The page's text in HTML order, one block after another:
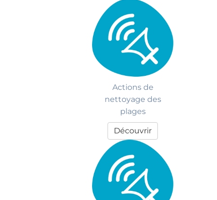
Actions de
nettoyage des
plages
Découvrir